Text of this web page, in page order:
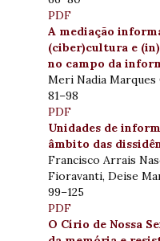
PDF
A mediação
(ciber)cultura e
no campo da
Meri Nadia
81–98
PDF
Unidades de
âmbito das
Francisco Arrais
Fioravanti, Deise
99–125
PDF
O Círio de Nossa